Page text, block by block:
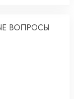
ВОПРОСЫ